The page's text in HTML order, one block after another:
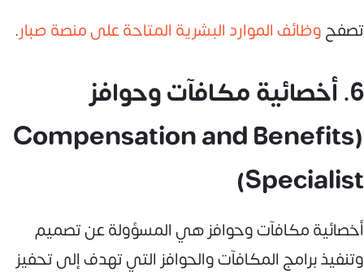
تصفحوظائف الموارد البشرية المتاحة على منصة صبار.
6. أخصائية مكافآت وحوافز
(Compensation and Benefits
Specialist)
أخصائية مكافآت وحوافز هي المسؤولة عن تصميم
وتنفيذ برامج المكافآت والحوافز التي تهدف إلى تحفيز